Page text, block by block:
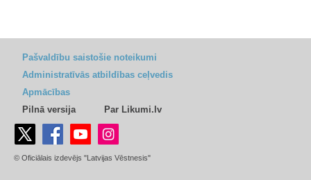
Pašvaldību saistošie noteikumi
Administratīvās atbildības ceļvedis
Apmācības
Pilnā versija
Par Likumi.lv
© Oficiālais izdevējs "Latvijas Vēstnesis"